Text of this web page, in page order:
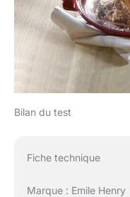
Bilan du test
Fiche technique
Marque : Emile Henry